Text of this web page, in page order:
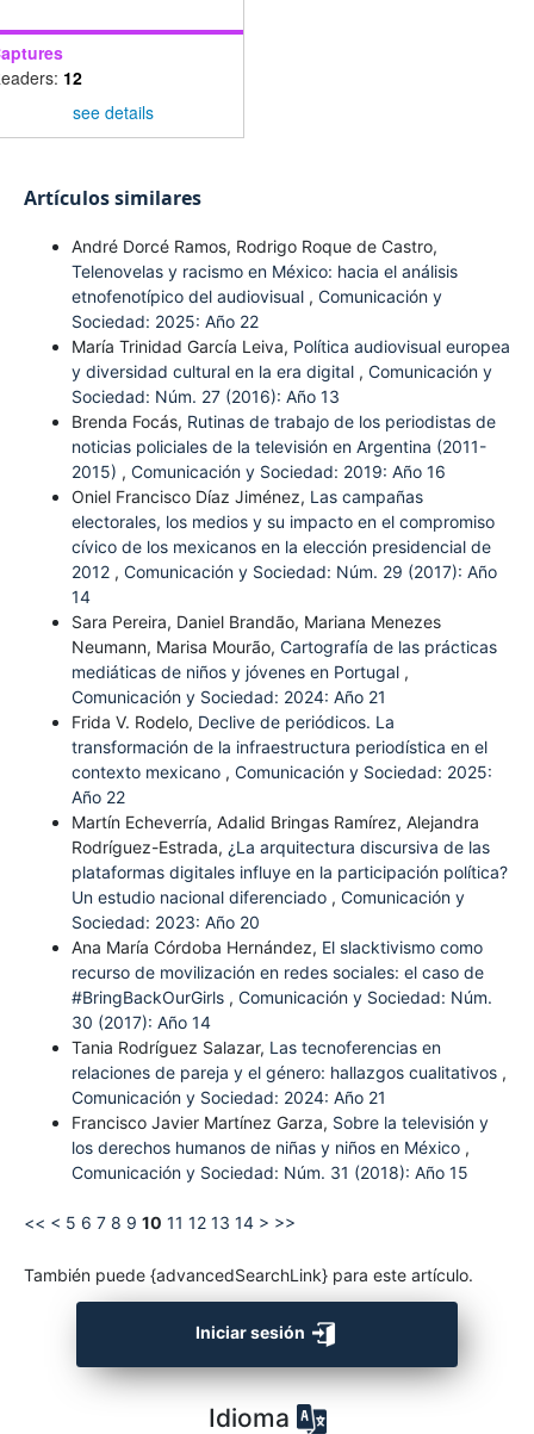
12
see details
Artículos similares
André Dorcé Ramos, Rodrigo Roque de Castro,
Telenovelas y racismo en México: hacia el análisis
etnofenotípico del audiovisual , Comunicación y
Sociedad: 2025: Año 22
María Trinidad García Leiva, Política audiovisual europea
y diversidad cultural en la era digital , Comunicación y
Sociedad: Núm. 27 (2016): Año 13
Brenda Focás, Rutinas de trabajo de los periodistas de
noticias policiales de la televisión en Argentina (2011-
2015) , Comunicación y Sociedad: 2019: Año 16
Oniel Francisco Díaz Jiménez, Las campañas
electorales, los medios y su impacto en el compromiso
cívico de los mexicanos en la elección presidencial de
2012 , Comunicación y Sociedad: Núm. 29 (2017): Año
14
Sara Pereira, Daniel Brandão, Mariana Menezes
Neumann, Marisa Mourão, Cartografía de las prácticas
mediáticas de niños y jóvenes en Portugal ,
Comunicación y Sociedad: 2024: Año 21
Frida V. Rodelo, Declive de periódicos. La
transformación de la infraestructura periodística en el
contexto mexicano , Comunicación y Sociedad: 2025:
Año 22
Martín Echeverría, Adalid Bringas Ramírez, Alejandra
Rodríguez-Estrada, ¿La arquitectura discursiva de las
plataformas digitales influye en la participación política?
Un estudio nacional diferenciado , Comunicación y
Sociedad: 2023: Año 20
Ana María Córdoba Hernández, El slacktivismo como
recurso de movilización en redes sociales: el caso de
#BringBackOurGirls , Comunicación y Sociedad: Núm.
30 (2017): Año 14
Tania Rodríguez Salazar, Las tecnoferencias en
relaciones de pareja y el género: hallazgos cualitativos ,
Comunicación y Sociedad: 2024: Año 21
Francisco Javier Martínez Garza, Sobre la televisión y
los derechos humanos de niñas y niños en México ,
Comunicación y Sociedad: Núm. 31 (2018): Año 15
<< < 5 6 7 8 9 10 11 12 13 14 > >>
También puede {advancedSearchLink} para este artículo.
Iniciar sesión
Idioma